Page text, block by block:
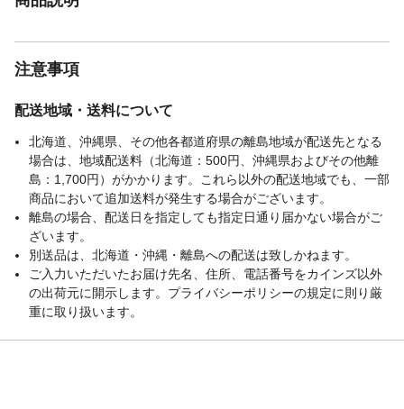
注意事項
配送地域・送料について
北海道、沖縄県、その他各都道府県の離島地域が配送先となる
場合は、地域配送料（北海道：500円、沖縄県およびその他離
島：1,700円）がかかります。これら以外の配送地域でも、一部
商品において追加送料が発生する場合がございます。
離島の場合、配送日を指定しても指定日通り届かない場合がご
ざいます。
別送品は、北海道・沖縄・離島への配送は致しかねます。
ご入力いただいたお届け先名、住所、電話番号をカインズ以外
の出荷元に開示します。プライバシーポリシーの規定に則り厳
重に取り扱います。